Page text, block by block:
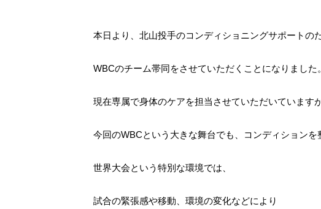
本日より、北山投手のコンディショニングサポートの
WBCのチーム帯同をさせていただくことになりました。
現在専属で身体のケアを担当させていただいていますが
今回のWBCという大きな舞台でも、コンディションを
世界大会という特別な環境では、
試合の緊張感や移動、環境の変化などにより